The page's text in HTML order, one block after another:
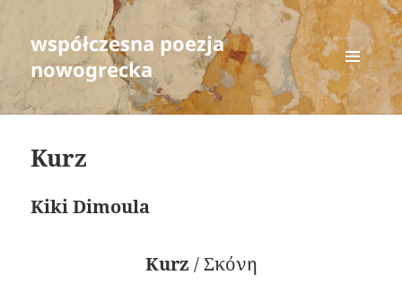
współczesna poezja
nowogrecka
MENU
AND
WIDGETS
Kurz
Kiki Dimoula
Kurz / Σκόνη